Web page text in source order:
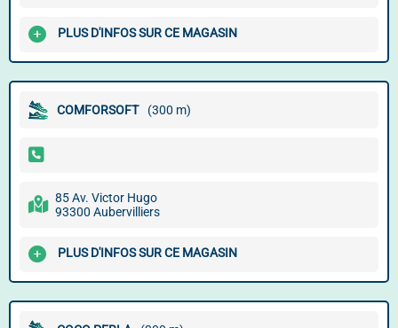
PLUS D'INFOS SUR CE MAGASIN
COMFORSOFT (300 m)
85 Av. Victor Hugo
93300 Aubervilliers
PLUS D'INFOS SUR CE MAGASIN